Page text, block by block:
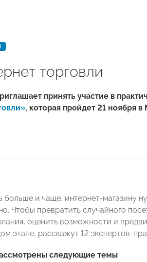
торговли
принять участие в
, которая пройдет 21 ноября в
больше и чаще, интернет-магазину
Чтобы превратить случайного
оценить возможности и
этапе, расскажут 12 экспертов-
следующие темы